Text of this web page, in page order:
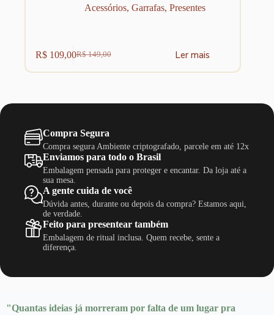
Acessórios,Garrafas,Presentes
R$149,00
O
preço
R$ 149,00.
R$109,00O
preço
R$ 109,00.
Ler mais
Compra Segura
Compra segura Ambiente criptografado, parcele em até 12x
Enviamos para todo o Brasil
Embalagem pensada para proteger e encantar. Da loja até a
sua mesa.
A gente cuida de você
Dúvida antes, durante ou depois da compra? Estamos aqui,
de verdade.
Feito para presentear também
Embalagem de ritual inclusa. Quem recebe, sente a
diferença.
"Quantas ideias já morreram por falta de um lugar pra